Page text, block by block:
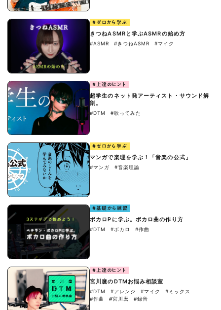
#ゼロから学ぶ
きつねASMRと学ぶASMRの始め方
#ASMR #きつねASMR #マイク
#上達のヒント
超学生のネット発アーティスト・サウンド解
剖。
#DTM #歌ってみた
#ゼロから学ぶ
マンガで楽理を学ぶ！「音楽の公式」
#マンガ #音楽理論
#基礎から練習
ボカロPに学ぶ。ボカロ曲の作り方
#DTM #ボカロ #作曲
#上達のヒント
宮川麿のDTMお悩み相談室
#DTM #アレンジ #マイク
#ミックス
#作曲
#宮川麿 #録音